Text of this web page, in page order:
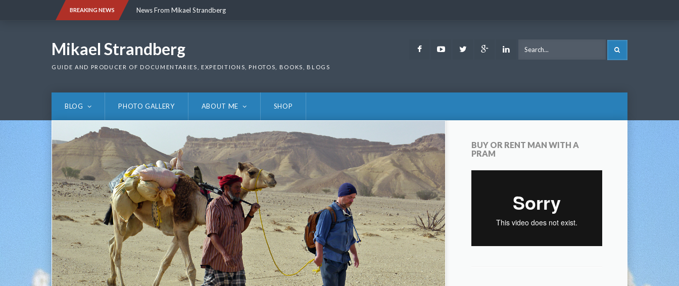
BREAKING NEWS News From Mikael Strandberg
Mikael Strandberg
GUIDE AND PRODUCER OF DOCUMENTARIES, EXPEDITIONS, PHOTOS, BOOKS, BLOGS
FacebookYoutubeTwitter Google LinkedIn
BLOG PHOTO GALLERY ABOUT ME SHOP
BUY OR RENT MAN WITH A
PRAM